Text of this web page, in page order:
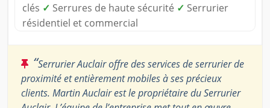
clés ✓ Serrures de haute sécurité ✓ Serrurier
résidentiel et commercial
“Serrurier Auclair offre des services de serrurier de
proximité et entièrement mobiles à ses précieux
clients. Martin Auclair est le propriétaire du Serrurier